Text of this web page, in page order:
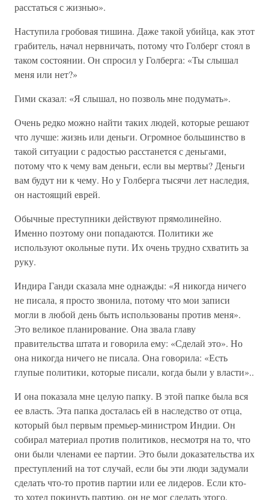
расстаться с жизнью».
Наступила гробовая тишина. Даже такой убийца, как этот
грабитель, начал нервничать, потому что Голберг стоял в
таком состоянии. Он спросил у Голберга: «Ты слышал
меня или нет?»
Гими сказал: «Я слышал, но позволь мне подумать».
Очень редко можно найти таких людей, которые решают
что лучше: жизнь или деньги. Огромное большинство в
такой ситуации с радостью расстанется с деньгами,
потому что к чему вам деньги, если вы мертвы? Деньги
вам будут ни к чему. Но у Голберга тысячи лет наследия,
он настоящий еврей.
Обычные преступники действуют прямолинейно.
Именно поэтому они попадаются. Политики же
используют окольные пути. Их очень трудно схватить за
руку.
Индира Ганди сказала мне однажды: «Я никогда ничего
не писала, я просто звонила, потому что мои записи
могли в любой день быть использованы против меня».
Это великое планирование. Она звала главу
правительства штата и говорила ему: «Сделай это». Но
она никогда ничего не писала. Она говорила: «Есть
глупые политики, которые писали, когда были у власти»..
И она показала мне целую папку. В этой папке была вся
ее власть. Эта папка досталась ей в наследство от отца,
который был первым премьер-министром Индии. Он
собирал материал против политиков, несмотря на то, что
они были членами ее партии. Это были доказательства их
преступлений на тот случай, если бы эти люди задумали
сделать что-то против партии или ее лидеров. Если кто-
то хотел покинуть партию, он не мог сделать этого,